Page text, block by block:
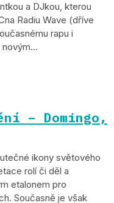
a DJkou, kterou
Radiu Wave (dříve
rapu i
– Domingo,
ikony světového
rolí či děl a
etalonem pro
Současně je však